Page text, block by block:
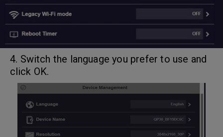
4. Switch the language you prefer to use and
click OK.